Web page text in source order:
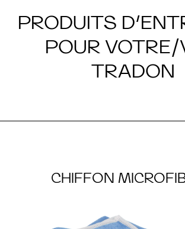
PRODUITS
POUR VOTRE/
TRADON
CHIFFON